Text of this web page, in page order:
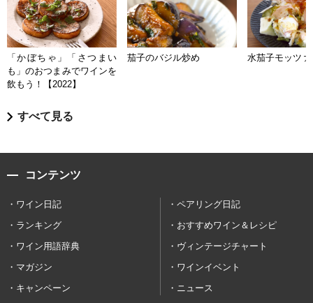
「かぼちゃ」「さつまい
も」のおつまみでワインを
飲もう！【2022】
茄子のバジル炒め 水茄子モッツァ
すべて見る
コンテンツ
ワイン日記
ペアリング日記
ランキング
おすすめワイン＆レシピ
ワイン用語辞典
ヴィンテージチャート
マガジン
ワインイベント
キャンペーン
ニュース